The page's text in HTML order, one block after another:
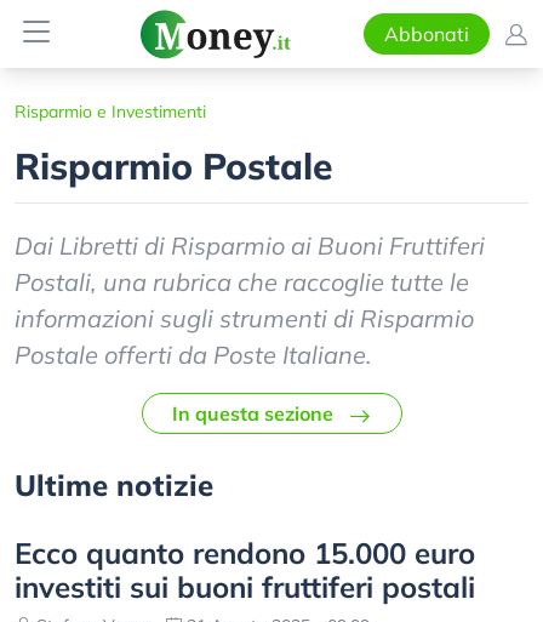
Abbonati
Risparmio e Investimenti
Risparmio Postale
Dai Libretti di Risparmio ai Buoni Fruttiferi
Postali, una rubrica che raccoglie tutte le
informazioni sugli strumenti di Risparmio
Postale offerti da Poste Italiane.
In questa sezione
Ultime notizie
Ecco quanto rendono 15.000 euro
investiti sui buoni fruttiferi postali